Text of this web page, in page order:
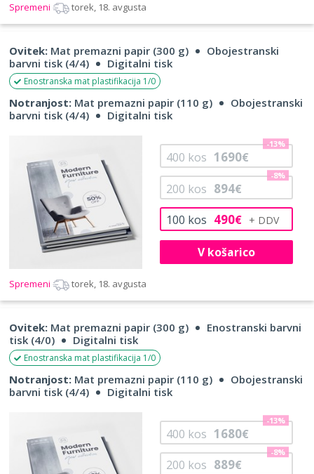
Spremeni torek, 18. avgusta
Ovitek: Mat premazni papir (300 g)
Obojestranski
barvni tisk (4/4)
Digitalni tisk
Enostranska mat plastifikacija 1/0
Notranjost: Mat premazni papir (110 g)
Obojestranski
barvni tisk (4/4)
Digitalni tisk
100 kos 490€
200 kos 894€
-8%
400 kos 1690€
-13%
V košarico
Spremeni torek, 18. avgusta
Ovitek: Mat premazni papir (300 g)
Enostranski barvni
tisk (4/0)
Digitalni tisk
Enostranska mat plastifikacija 1/0
Notranjost: Mat premazni papir (110 g)
Obojestranski
barvni tisk (4/4)
Digitalni tisk
200 kos 889€
-8%
400 kos 1680€
-13%